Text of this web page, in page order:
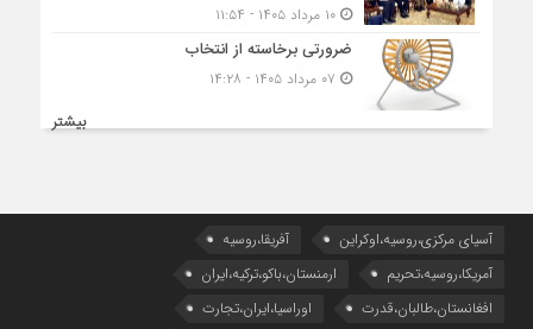
۱۰ مرداد ۱۴۰۵ - ۱۱:۵۴
ضرورتی برخاسته از انتخاب
بیشتر
آسیای مرکزی،روسیه،اوکراین
آفریقا،روسیه
آمریکا،روسیه،تحریم
ارمنستان،باکو،ترکیه،ایران
افغانستان،طالبان،قدرت
اوراسیا،ایران،تجارت